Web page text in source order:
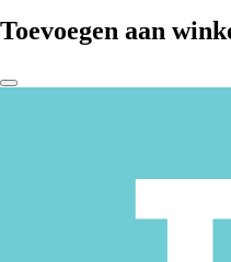
Toevoegen aan